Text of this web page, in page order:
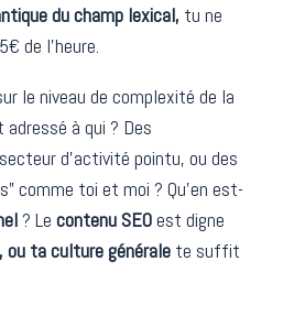
du champ lexical, tu ne
de l’heure.
le niveau de complexité de la
à qui ? Des
d’activité pointu, ou des
comme toi et moi ? Qu’en est-
? Le contenu SEOest digne
ou ta culture générale te suffit